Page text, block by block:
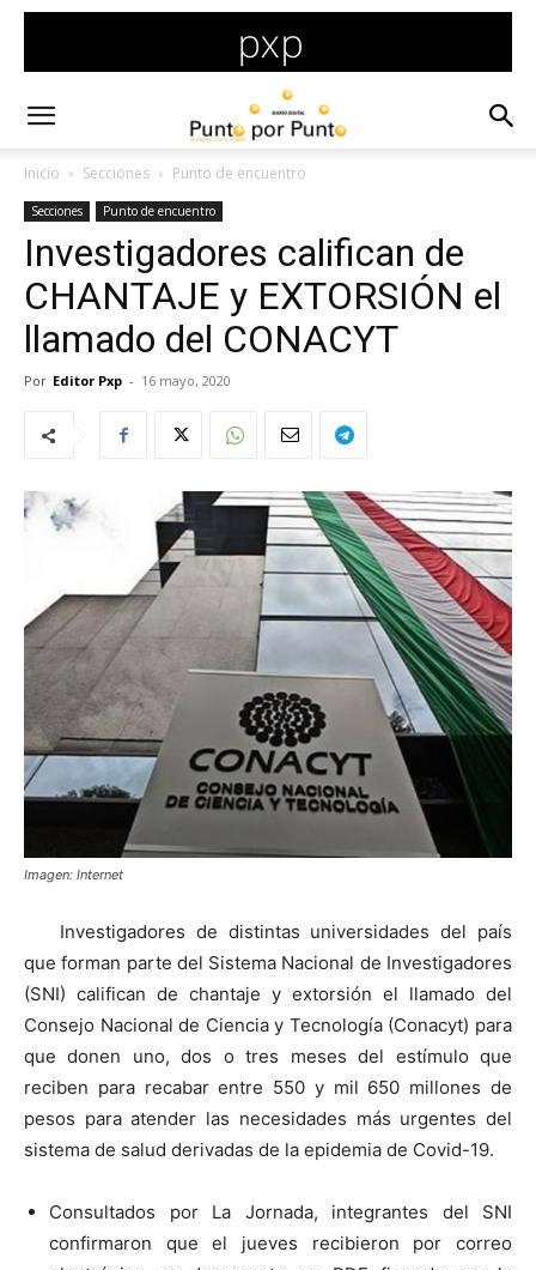
Inicio Secciones Punto de encuentro
Secciones Punto de encuentro
Investigadores califican de
CHANTAJE y EXTORSIÓN el
llamado del CONACYT
Por Editor Pxp - 16 mayo, 2020
Imagen: Internet
Investigadores de distintas universidades del país
que forman parte del Sistema Nacional de Investigadores
(SNI) califican de chantaje y extorsión el llamado del
Consejo Nacional de Ciencia y Tecnología (Conacyt) para
que donen uno, dos o tres meses del estímulo que
reciben para recabar entre 550 y mil 650 millones de
pesos para atender las necesidades más urgentes del
sistema de salud derivadas de la epidemia de Covid-19.
Consultados por La Jornada, integrantes del SNI
confirmaron que el jueves recibieron por correo